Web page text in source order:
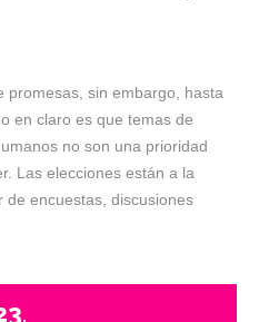
promesas, sin embargo, hasta
en claro es que temas de
no son una prioridad
Las elecciones están a la
de encuestas, discusiones
.